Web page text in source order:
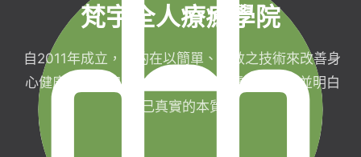
梵宇全人療癒學院
自2011年成立，目的在以簡單、有效之技術來改善身
心健康，協助完成生命目標與實現靈性生活，並明白
自己真實的本質。